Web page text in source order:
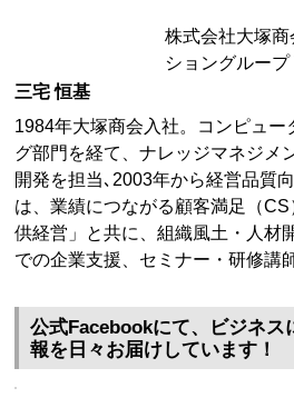
株式会社大塚
ショングルー
三宅 恒基
1984年大塚商会入社。コンピュー
グ部門を経て、ナレッジマネジメ
開発を担当､2003年から経営品質
は、業績につながる顧客満足（
供経営」と共に、組織風土・人材
での企業支援、セミナー・研修講
公式Facebookにて、ビジネス
報を日々お届けしています！